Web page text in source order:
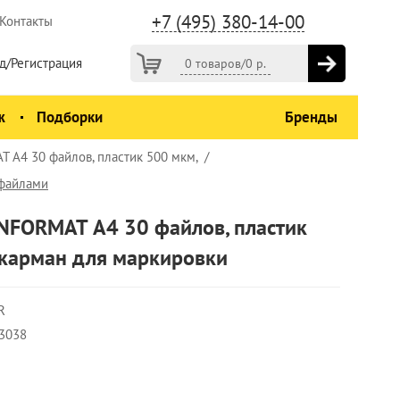
+7 (495) 380-14-00
Контакты
0 товаров/0 р.
Регистрация
Подборки Бренды
А4 30 файлов, пластик 500 мкм,
А4 30 файлов, пластик
для маркировки